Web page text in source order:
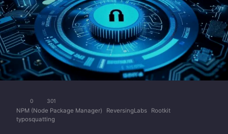
0 301
NPM (Node Package Manager) ReversingLabs
Rootkit
typosquatting